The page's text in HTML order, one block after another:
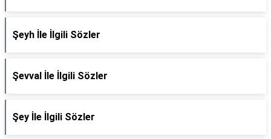
Şeyh İle İlgili Sözler
Şevval İle İlgili Sözler
Şey İle İlgili Sözler